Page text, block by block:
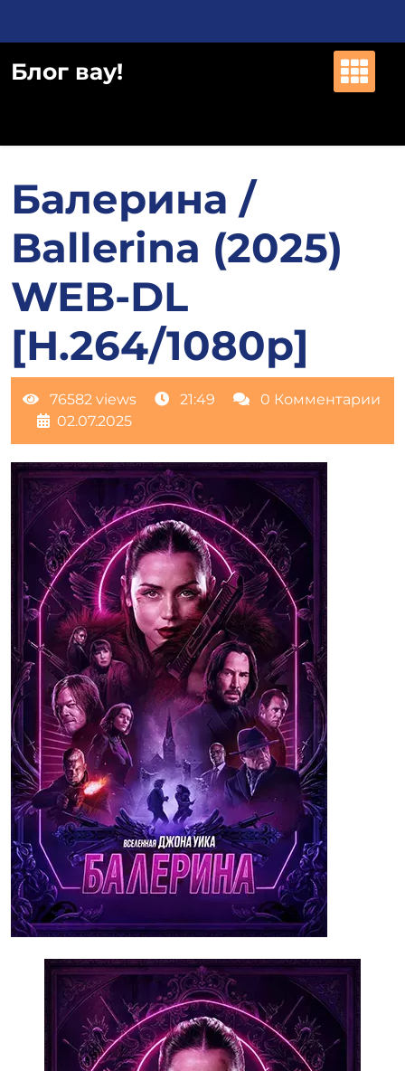
Блог вау!
Балерина /
Ballerina (2025)
WEB-DL
[H.264/1080p]
76582 views 21:49
0 Комментарии
02.07.2025